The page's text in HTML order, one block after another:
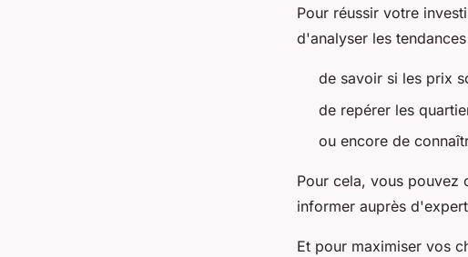
Pour réussir votre
d'analyser les
de savoir si les prix
de repérer les
ou encore de
Pour cela, vous pouvez
informer auprès
Et pour maximiser vos